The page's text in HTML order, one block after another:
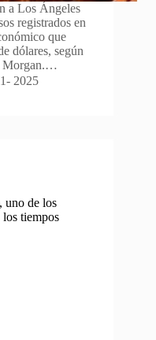
a Los Ángeles
registrados en
que
dólares, según
Morgan.…
2025
uno de los
los tiempos